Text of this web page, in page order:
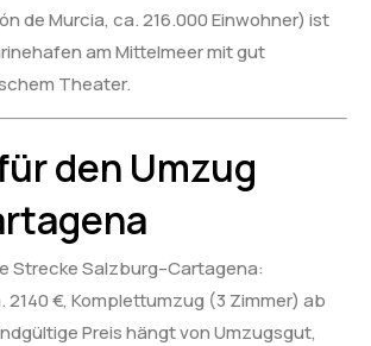
de Murcia, ca. 216.000 Einwohner) ist
am Mittelmeer mit gut
Theater.
den Umzug
Strecke Salzburg–Cartagena:
2140 €, Komplettumzug (3 Zimmer) ab
Preis hängt von Umzugsgut,